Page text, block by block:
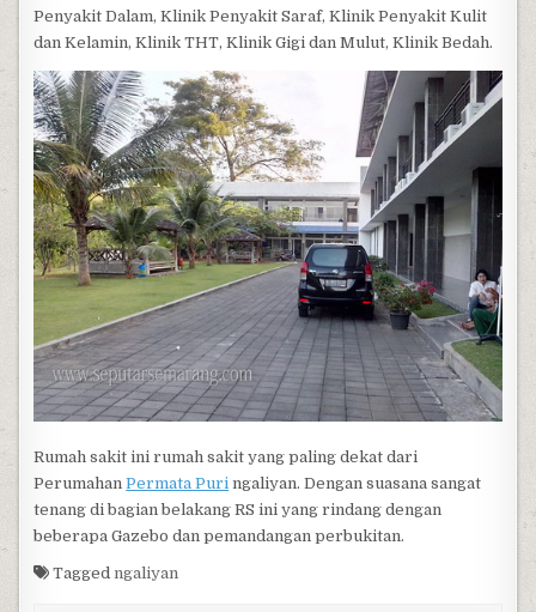
Penyakit Dalam, Klinik Penyakit Saraf, Klinik Penyakit Kulit
dan Kelamin, Klinik THT, Klinik Gigi dan Mulut, Klinik Bedah.
Rumah sakit ini rumah sakit yang paling dekat dari
PerumahanPermata Puri ngaliyan. Dengan suasana sangat
tenang di bagian belakang RS ini yang rindang dengan
beberapa Gazebo dan pemandangan perbukitan.
Taggedngaliyan